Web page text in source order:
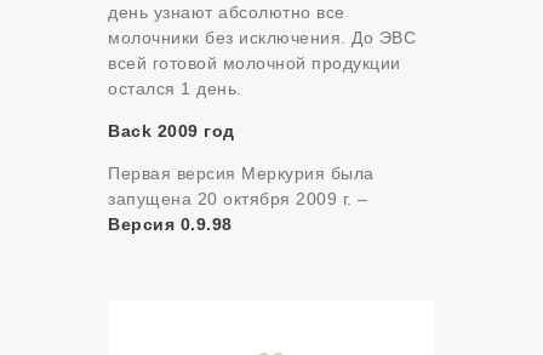
день узнают абсолютно все
молочники без исключения. До ЭВС
всей готовой молочной продукции
остался 1 день.
Back 2009 год
Первая версия Меркурия была
запущена 20 октября 2009 г. –
Версия 0.9.98